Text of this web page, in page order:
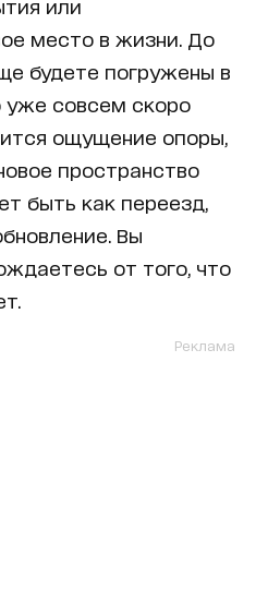
или
место в жизни. До
будете погружены в
уже совсем скоро
ощущение опоры,
пространство
быть как переезд,
Вы
от того, что
Реклама